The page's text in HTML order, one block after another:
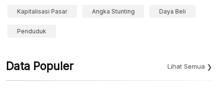
Kapitalisasi Pasar Angka Stunting Daya Beli
Penduduk
Data Populer Lihat Semua